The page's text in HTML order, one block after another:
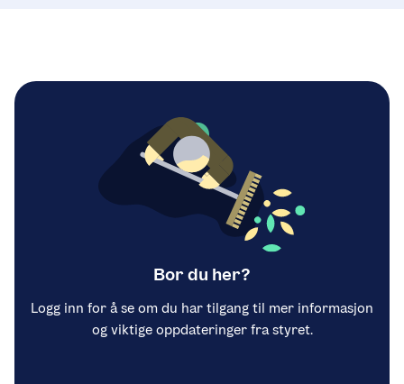
Bor du her?
Logg inn for å se om du har tilgang til mer informasjon
og viktige oppdateringer fra styret.